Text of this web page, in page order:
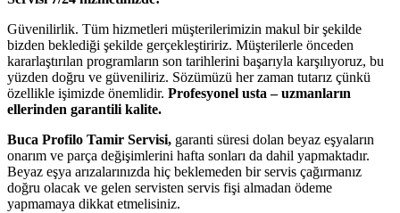
Güvenilirlik. Tüm hizmetleri müşterilerimizin makul bir şekilde
bizden beklediği şekilde gerçekleştiririz. Müşterilerle önceden
kararlaştırılan programların son tarihlerini başarıyla karşılıyoruz, bu
yüzden doğru ve güveniliriz. Sözümüzü her zaman tutarız çünkü
özellikle işimizde önemlidir. Profesyonel usta – uzmanların
ellerinden garantili kalite.
Buca Profilo Tamir Servisi, garanti süresi dolan beyaz eşyaların
onarım ve parça değişimlerini hafta sonları da dahil yapmaktadır.
Beyaz eşya arızalarınızda hiç beklemeden bir servis çağırmanız
doğru olacak ve gelen servisten servis fişi almadan ödeme
yapmamaya dikkat etmelisiniz.